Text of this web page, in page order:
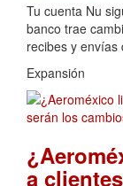
Tu cuenta Nu
banco trae
recibes y envías
Expansión
a